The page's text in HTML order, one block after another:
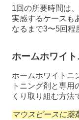
1回の所要時間は
実感するケースも
なるまで3〜5回程
ホームホワイ
ホームホワイトニ
トニング剤と専用
くり取り組む方法
マウスピースに薬